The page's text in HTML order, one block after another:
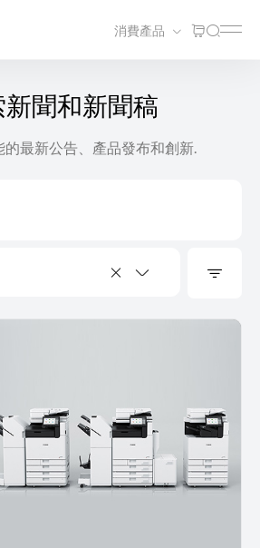
消費產品
聞和新聞稿
的最新公告、產品發布和創新.